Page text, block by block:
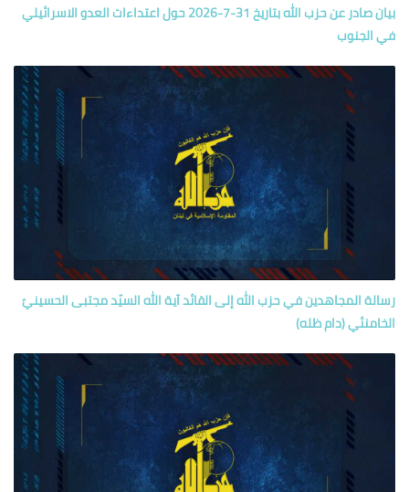
بيان صادر عن حزب الله بتاريخ 31-7-2026 حول اعتداءات العدو الاسرائيلي
في الجنوب
رسالة المجاهدين في حزب الله إلى القائد آية الله السيّد مجتبى الحسينيّ
الخامنئي (دام ظله)